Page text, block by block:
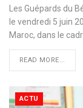
Les Guépards du
le vendredi 5 juin
Maroc, dans le
READ MORE...
ACTU